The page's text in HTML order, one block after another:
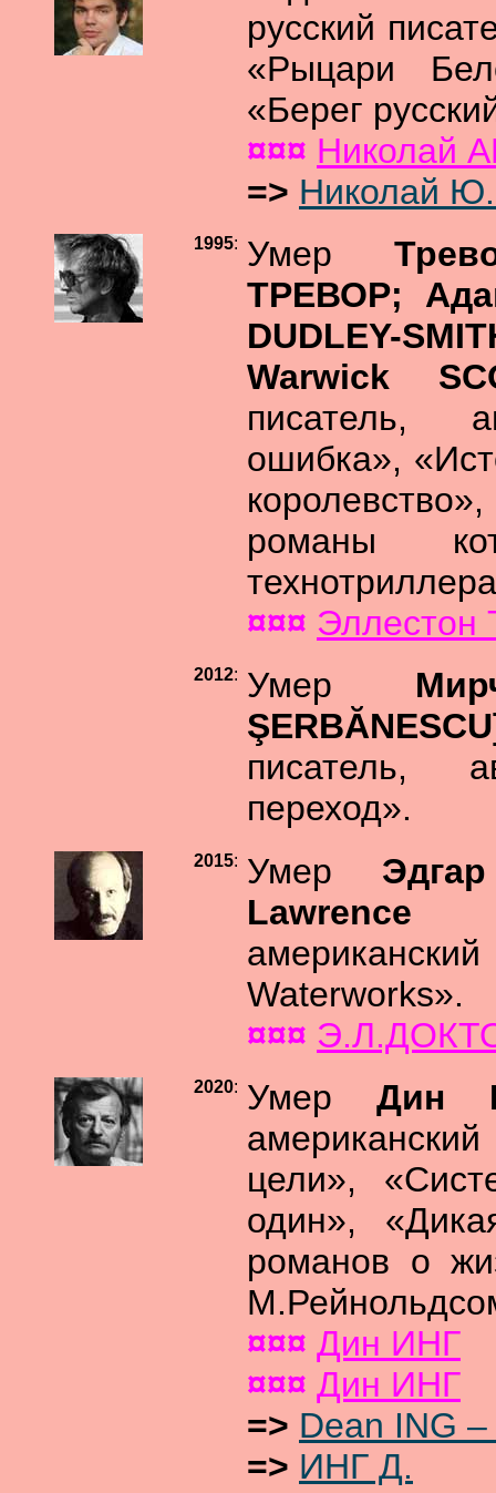
русский
«Рыцари
«Берег
¤¤¤ Николай
=> Николай
1995: Умер
ТРЕВОР;
DUDLEY-
Warwick
писатель,
ошибка»,
романы
¤¤¤
2012: Умер
писатель,
переход».
2015: Умер
Waterworks».
¤¤¤
2020: Умер Дин
цели»,
один»,
романов о
¤¤¤ Дин ИНГ
¤¤¤ Дин ИНГ
=> Dean ING
=> ИНГ Д.